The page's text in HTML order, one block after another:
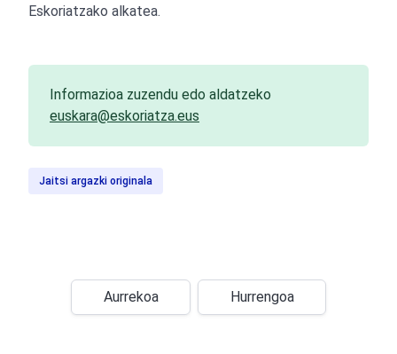
Eskoriatzako alkatea.
Informazioa zuzendu edo aldatzeko
euskara@eskoriatza.eus
Jaitsi argazki originala
Aurrekoa Hurrengoa